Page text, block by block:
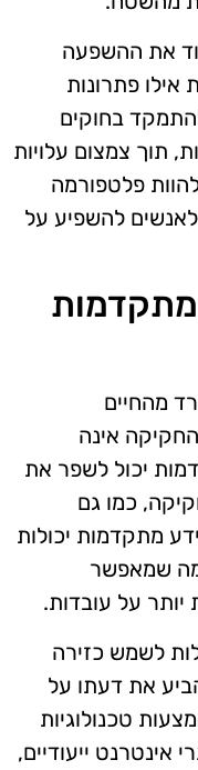
את ההשפעה
אילו פתרונות
בחוקים
תוך צמצום עלויות
פלטפורמה
להשפיע על
מתקדמות
מהחיים
אינה
יכול לשפר את
כמו גם
מתקדמות יכולות
מה שמאפשר
על עובדות.
לשמש כזירה
את דעתו על
טכנולוגיות
אינטרנט ייעודיים,